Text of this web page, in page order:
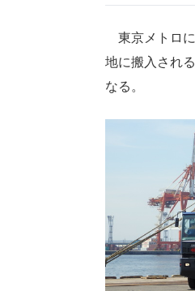
東京メトロに
地に搬入され
なる。